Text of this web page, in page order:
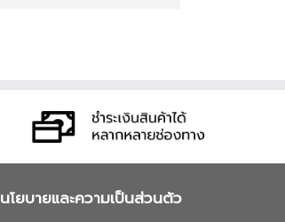
นโยบายและความเป็นส่วนตัว